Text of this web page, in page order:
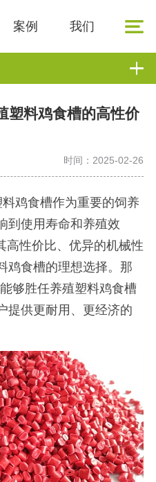
案例 我们
塑料鸡食槽的高性价
时间：2025-02-26
鸡食槽作为重要的饲养
到使用寿命和养殖效
高性价比、优异的机械性
鸡食槽的理想选择。那
够胜任养殖塑料鸡食槽
提供更耐用、更经济的